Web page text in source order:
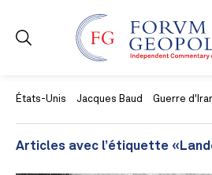
États-Unis Jacques Baud Guerre
Articles avec l’étiquette